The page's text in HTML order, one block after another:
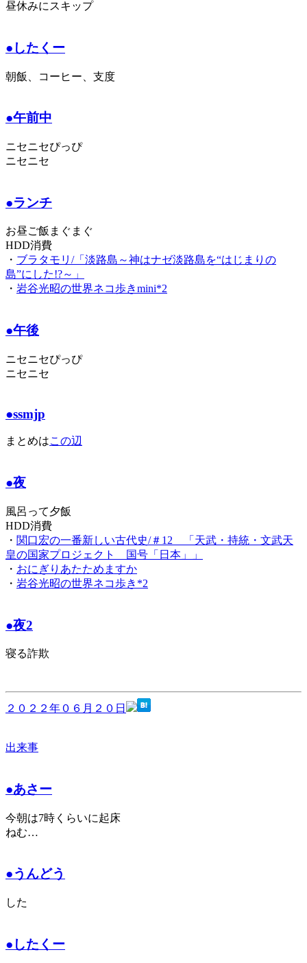
昼休みにスキップ
●したくー
朝飯、コーヒー、支度
●午前中
ニセニセぴっぴ
ニセニセ
●ランチ
お昼ご飯まぐまぐ
HDD消費
・ ブラタモリ/「淡路島～神はナゼ淡路島を“はじまりの
島”にした!?～」
・ 岩谷光昭の世界ネコ歩きmini*2
●午後
ニセニセぴっぴ
ニセニセ
●ssmjp
まとめはこの辺
●夜
風呂って夕飯
HDD消費
・ 関口宏の一番新しい古代史/＃12 「天武・持統・文武天
皇の国家プロジェクト 国号「日本」」
・ おにぎりあたためますか
・ 岩谷光昭の世界ネコ歩き*2
●夜2
寝る詐欺
２０２２年０６月２０日
出来事
●あさー
今朝は7時くらいに起床
ねむ…
●うんどう
した
●したくー